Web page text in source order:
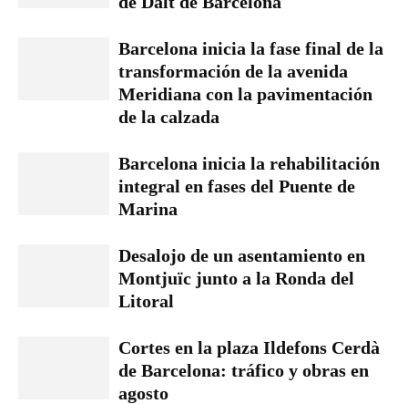
Barcelona inicia la fase final de la
transformación de la avenida
Meridiana con la pavimentación
de la calzada
Barcelona inicia la rehabilitación
integral en fases del Puente de
Marina
Desalojo de un asentamiento en
Montjuïc junto a la Ronda del
Litoral
Cortes en la plaza Ildefons Cerdà
de Barcelona: tráfico y obras en
agosto